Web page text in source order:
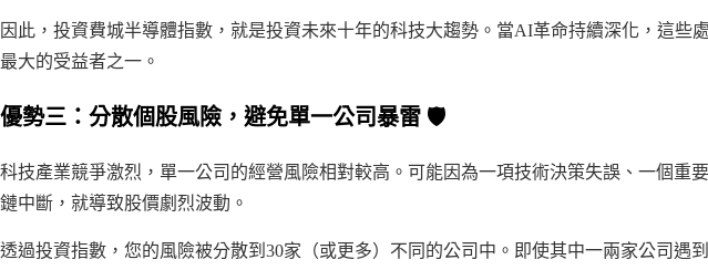
因此，投資費城半導體指數，就是投資未來十年的科技大趨勢。當AI革命持續深化，這些
最大的受益者之一。
優勢三：分散個股風險，避免單一公司暴雷 🛡️
科技產業競爭激烈，單一公司的經營風險相對較高。可能因為一項技術決策失誤、一個重
鏈中斷，就導致股價劇烈波動。
透過投資指數，您的風險被分散到30家（或更多）不同的公司中。即使其中一兩家公司遇